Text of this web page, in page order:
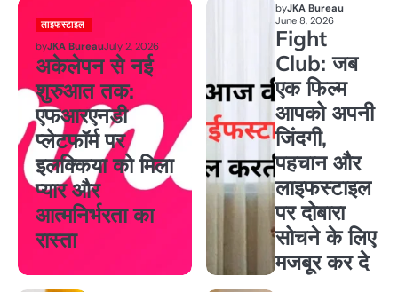
लाइफस्टाइल
byJKA BureauJuly 2, 2026
अकेलेपन से नई
शुरुआत तक:
एफआरएनडी
प्लेटफॉर्म पर
इलक्किया को मिला
प्यार और
आत्मनिर्भरता का
रास्ता
byJKA Bureau
June 8, 2026
Fight
Club: जब
एक फिल्म
आपको अपनी
जिंदगी,
पहचान और
लाइफस्टाइल
पर दोबारा
सोचने के लिए
मजबूर कर दे